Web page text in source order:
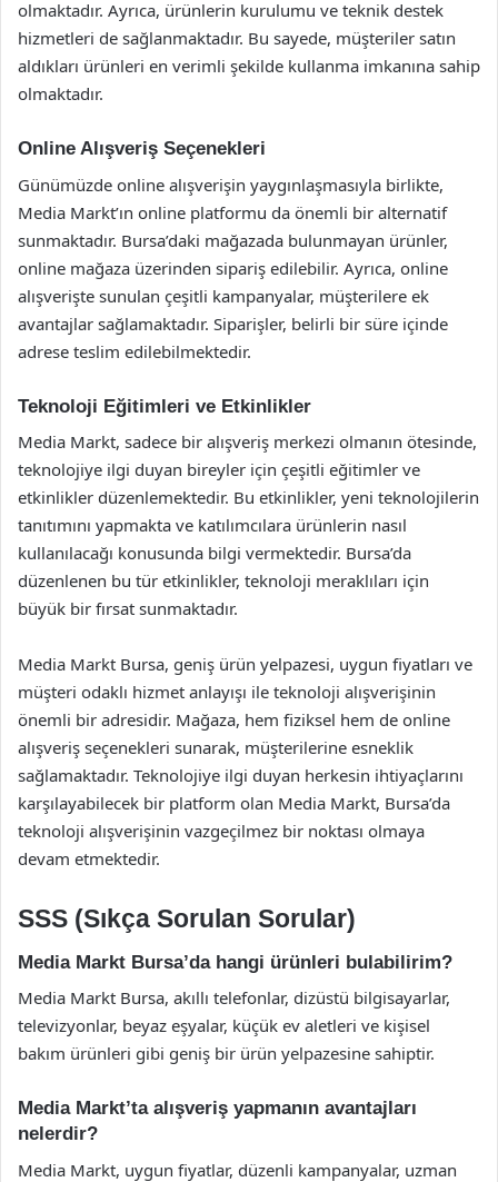
olmaktadır. Ayrıca, ürünlerin kurulumu ve teknik destek
hizmetleri de sağlanmaktadır. Bu sayede, müşteriler satın
aldıkları ürünleri en verimli şekilde kullanma imkanına sahip
olmaktadır.
Online Alışveriş Seçenekleri
Günümüzde online alışverişin yaygınlaşmasıyla birlikte,
Media Markt’ın online platformu da önemli bir alternatif
sunmaktadır. Bursa’daki mağazada bulunmayan ürünler,
online mağaza üzerinden sipariş edilebilir. Ayrıca, online
alışverişte sunulan çeşitli kampanyalar, müşterilere ek
avantajlar sağlamaktadır. Siparişler, belirli bir süre içinde
adrese teslim edilebilmektedir.
Teknoloji Eğitimleri ve Etkinlikler
Media Markt, sadece bir alışveriş merkezi olmanın ötesinde,
teknolojiye ilgi duyan bireyler için çeşitli eğitimler ve
etkinlikler düzenlemektedir. Bu etkinlikler, yeni teknolojilerin
tanıtımını yapmakta ve katılımcılara ürünlerin nasıl
kullanılacağı konusunda bilgi vermektedir. Bursa’da
düzenlenen bu tür etkinlikler, teknoloji meraklıları için
büyük bir fırsat sunmaktadır.
Media Markt Bursa, geniş ürün yelpazesi, uygun fiyatları ve
müşteri odaklı hizmet anlayışı ile teknoloji alışverişinin
önemli bir adresidir. Mağaza, hem fiziksel hem de online
alışveriş seçenekleri sunarak, müşterilerine esneklik
sağlamaktadır. Teknolojiye ilgi duyan herkesin ihtiyaçlarını
karşılayabilecek bir platform olan Media Markt, Bursa’da
teknoloji alışverişinin vazgeçilmez bir noktası olmaya
devam etmektedir.
SSS (Sıkça Sorulan Sorular)
Media Markt Bursa’da hangi ürünleri bulabilirim?
Media Markt Bursa, akıllı telefonlar, dizüstü bilgisayarlar,
televizyonlar, beyaz eşyalar, küçük ev aletleri ve kişisel
bakım ürünleri gibi geniş bir ürün yelpazesine sahiptir.
Media Markt’ta alışveriş yapmanın avantajları
nelerdir?
Media Markt, uygun fiyatlar, düzenli kampanyalar, uzman